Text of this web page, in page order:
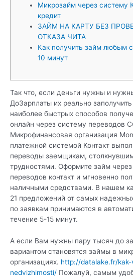
Микрозайм через систему
кредит
ЗАЙМ НА КАРТУ БЕЗ
ОТКАЗА ЧИТА
Как получить займ любым
10 минут
Так что, если деньги нужны и
ДоЗарплаты их реально
наиболее быстрых способов
онлайн через систему переводов
Микрофинансовая организация
платежной системой Контакт
переводы заемщикам,
трудностями. Оформите займ
переводов контакт и мгновенно
наличными средствами. В нашем
21 предложений от самых
по заявкам принимаются в
течение 5-15 минут.
А если Вам нужны пару тысяч до
вариантом становятся займы в
организациях. http://datalake.fr/
nedvizhimosti/ Пожалуй, самым